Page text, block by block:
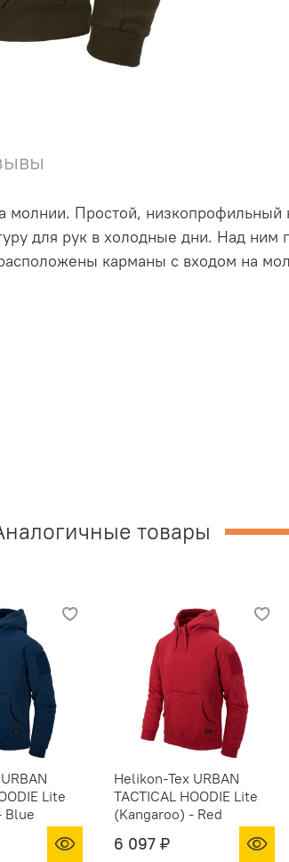
Простой, низкопрофильный
для рук в холодные дни. Над ним
карманы с входом на
товары
Lite
Blue
Helikon-Tex URBAN
TACTICAL HOODIE Lite
(Kangaroo) - Red
6 097 ₽